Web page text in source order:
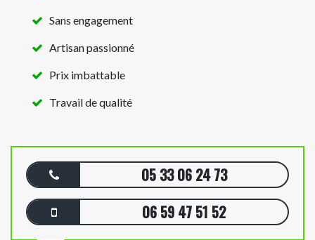
Sans engagement
Artisan passionné
Prix imbattable
Travail de qualité
05 33 06 24 73
06 59 47 51 52